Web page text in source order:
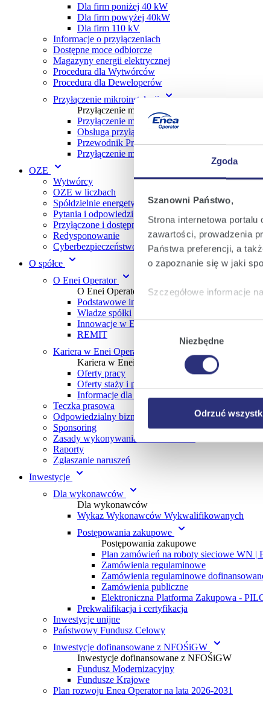
Zgoda
Szanowni Państwo,
Strona internetowa
zawartości, prowadzenia
Państwa preferencji, a
o zapoznanie się w jaki
Szczegółowe informacje
KlikającAkceptuję
których korzystamy, na
Zmień
urządzeniu.
Wybór
Niezbędne
Odrzuć
Dla firm poniżej 40 kW
Dla firm powyżej 40kW
Dla firm 110 kV
Informacje o przyłączeniach
Dostępne moce odbiorcze
Magazyny energii elektrycznej
Procedura dla Wytwórc ów
Procedura dla Deweloperów
Przyłączenie mikroinstalacji
Przyłączenie mikroinstalacji
Przyłączenie mikroinstalacji w trybie zgłoszenia
Obsługa przyłączania mikroinstalacji
Przewodnik Prosumenta w gospodarstwie
Przyłączenie mikroinstalacji w trybie z
OZE
Wytwórcy
OZE w liczbach
Spółdzielnie energetyczne
Pytania i odpowiedzi
Przyłączone i dostępne moce OZE
Redysponowanie
Cyberbezpieczeństwo
O spółce
O Enei Operator
O Enei Operator
Podstawowe informacje
Władze spółki
Innowacje w Enei Operator
REMIT
Kariera w Enei Operator
Kariera w Enei Operator
Oferty pracy
Oferty staży i praktyk
Informacje dla uczniów i studentów
Teczka prasowa
Odpowiedzialny biznes
Sponsoring
Zasady wykonywania lotów dronami
Raporty
Zgłaszanie naruszeń
Inwestycje
Dla wykonawców
Dla wykonawców
Wykaz Wykonawców Wykwalifikowanych
Postępowania zakupowe
Postępowania zakupowe
Plan zamówień na roboty sieciowe WN |
Zamówienia regulaminowe
Zamówienia regulaminowe
Zamówienia publiczne
Elektroniczna Platforma Zakupowa -
Prekwalifikacja i certyfikacja
Inwestycje unijne
Państwowy Fundusz Celowy
Inwestycje dofinansowane z NFOŚiGW
Inwestycje dofinansowane z NFOŚiGW
Fundusz Modernizacyjny
Fundusze Krajowe
Plan rozwoju Enea Operator na lata 2026-2031